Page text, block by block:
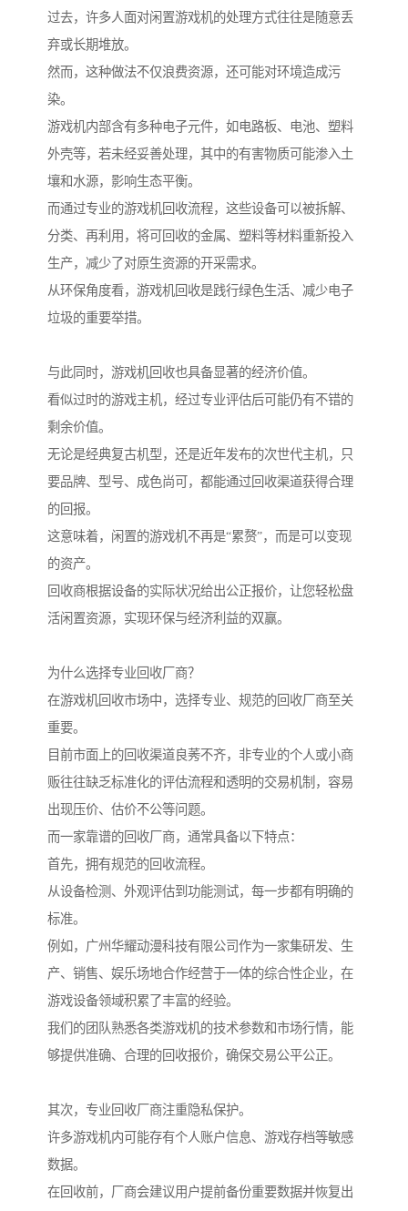
过去，许多人面对闲置游戏机的处理方式往往是随意丢
弃或长期堆放。
然而，这种做法不仅浪费资源，还可能对环境造成污
染。
游戏机内部含有多种电子元件，如电路板、电池、塑料
外壳等，若未经妥善处理，其中的有害物质可能渗入土
壤和水源，影响生态平衡。
而通过专业的游戏机回收流程，这些设备可以被拆解、
分类、再利用，将可回收的金属、塑料等材料重新投入
生产，减少了对原生资源的开采需求。
从环保角度看，游戏机回收是践行绿色生活、减少电子
垃圾的重要举措。
与此同时，游戏机回收也具备显著的经济价值。
看似过时的游戏主机，经过专业评估后可能仍有不错的
剩余价值。
无论是经典复古机型，还是近年发布的次世代主机，只
要品牌、型号、成色尚可，都能通过回收渠道获得合理
的回报。
这意味着，闲置的游戏机不再是“累赘”，而是可以变现
的资产。
回收商根据设备的实际状况给出公正报价，让您轻松盘
活闲置资源，实现环保与经济利益的双赢。
为什么选择专业回收厂商？
在游戏机回收市场中，选择专业、规范的回收厂商至关
重要。
目前市面上的回收渠道良莠不齐，非专业的个人或小商
贩往往缺乏标准化的评估流程和透明的交易机制，容易
出现压价、估价不公等问题。
而一家靠谱的回收厂商，通常具备以下特点：
首先，拥有规范的回收流程。
从设备检测、外观评估到功能测试，每一步都有明确的
标准。
例如，广州华耀动漫科技有限公司作为一家集研发、生
产、销售、娱乐场地合作经营于一体的综合性企业，在
游戏设备领域积累了丰富的经验。
我们的团队熟悉各类游戏机的技术参数和市场行情，能
够提供准确、合理的回收报价，确保交易公平公正。
其次，专业回收厂商注重隐私保护。
许多游戏机内可能存有个人账户信息、游戏存档等敏感
数据。
在回收前，厂商会建议用户提前备份重要数据并恢复出